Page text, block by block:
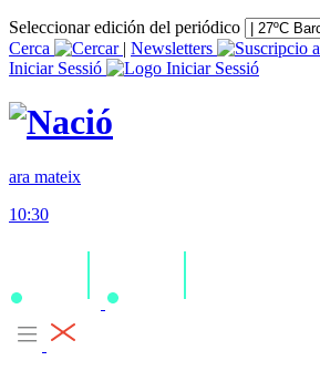
Seleccionar edición del periódico
Cerca
| Newsletters
Iniciar Sessió
ara mateix
10:30